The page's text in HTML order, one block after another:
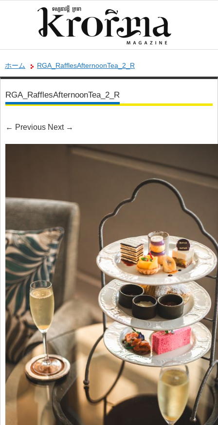
ホーム RGA_RafflesAfternoonTea_2_R
RGA_RafflesAfternoonTea_2_R
← Previous Next →